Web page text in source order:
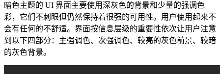
暗色主题的 UI 界面主要使用深灰色的背景和少量的强调色
彩，它们不刺眼但仍然保持着很强的可用性。用户使用起来不
会有任何的不舒适。界面按信息层级的重要性依次让用户注意
到以下四部分：主强调色、次强调色、较亮的灰色前景、较暗
的灰色背景。